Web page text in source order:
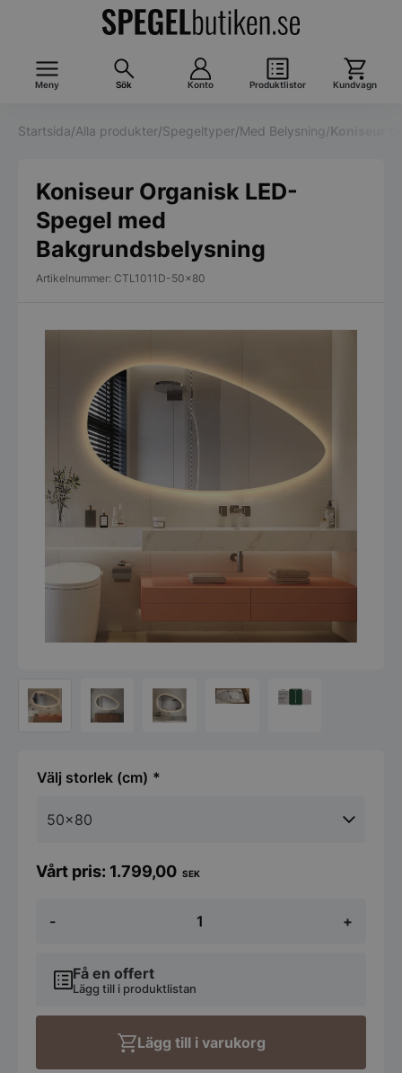
Meny Sök Konto Produktlistor Kundvagn
Startsida/Alla produkter/Spegeltyper/Med Belysning/Koniseur
Koniseur Organisk LED-
Spegel med
Bakgrundsbelysning
Artikelnummer: CTL1011D-50x80
storlek (cm)
-
Organisk
med
Bakgrundsbelysning
+
1.799,00 SEK
Få en offert
Lägg till i produktlistan
Lägg till i varukorg